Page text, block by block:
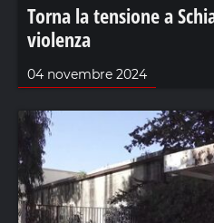
Torna la tensione a
violenza
04 novembre 2024